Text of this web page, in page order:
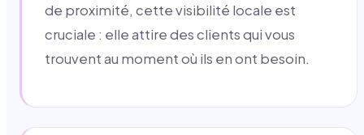
de proximité, cette visibilité locale est
cruciale : elle attire des clients qui vous
trouvent au moment où ils en ont besoin.